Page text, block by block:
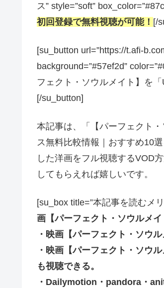
ス” style=”soft”
初回登録で無料視聴が可能！ [/
[su_button url=”https://t.afi-
background=”#57ef2d”
フェクト・ソウルメイト】を
[/su_button]
本記事は、「【パーフェクト
ス無料比較情報｜おすすめ10
した洋画をフル視聴するVOD
してもらえれば嬉しいです。
[su_box title=”本記事を読むメ
画【パーフェクト・ソウルメ
・映画【パーフェクト・ソウ
・映画【パーフェクト・ソウ
も視聴できる。
・Dailymotion・pandora・